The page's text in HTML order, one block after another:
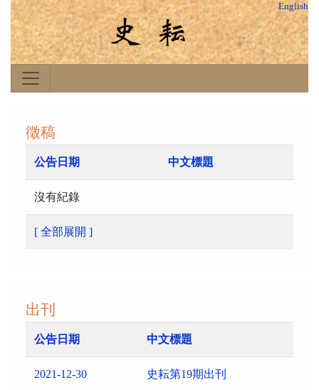
English
徵稿
公告日期 中文標題
沒有紀錄
[ 全部展開 ]
出刊
公告日期 中文標題
2021-12-30 史耘第19期出刊